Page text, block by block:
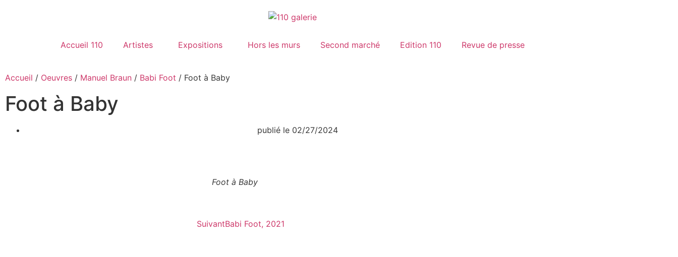
Accueil 110 Artistes Expositions Hors les murs Second marché Edition 110 Revue de presse
Accueil / Oeuvres / Manuel Braun / Babi Foot / Foot à Baby
Foot à Baby
publié le 02/27/2024
Foot à Baby
SuivantBabi Foot, 2021